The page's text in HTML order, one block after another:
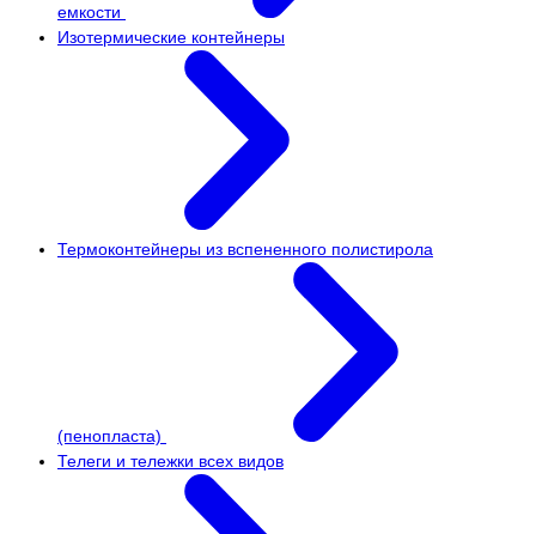
емкости
Изотермические контейнеры
Термоконтейнеры из вспененного полистирола
(пенопласта)
Телеги и тележки всех видов